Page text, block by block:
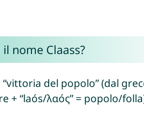
nome Claass?
del popolo” (dal
+ “laós/λαός” = popolo/